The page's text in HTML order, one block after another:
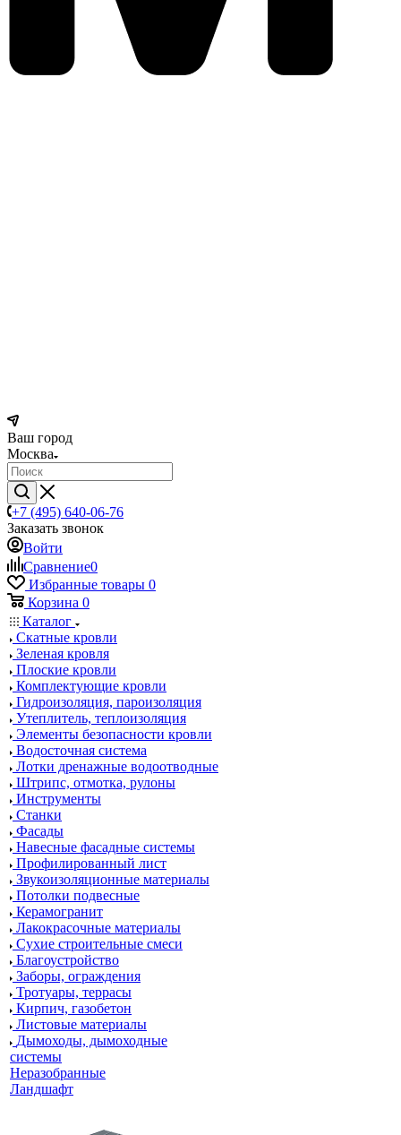
Ваш город
Москва
+7 (495) 640-06-76
Заказать звонок
Войти
Сравнение0
Избранные товары 0
Корзина 0
Каталог
Скатные кровли
Зеленая кровля
Плоские кровли
Комплектующие кровли
Гидроизоляция, пароизоляция
Утеплитель, теплоизоляция
Элементы безопасности кровли
Водосточная система
Лотки дренажные водоотводные
Штрипс, отмотка, рулоны
Инструменты
Станки
Фасады
Навесные фасадные системы
Профилированный лист
Звукоизоляционные материалы
Потолки подвесные
Керамогранит
Лакокрасочные материалы
Сухие строительные смеси
Благоустройство
Заборы, ограждения
Тротуары, террасы
Кирпич, газобетон
Листовые материалы
Дымоходы, дымоходные
системы
Неразобранные
Ландшафт